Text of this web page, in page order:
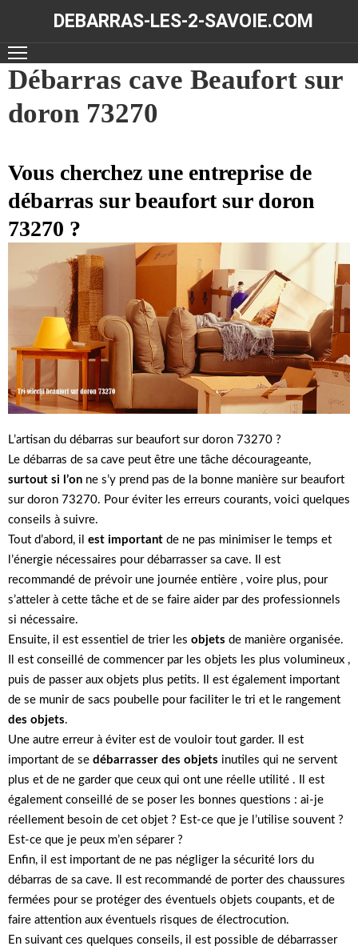
DEBARRAS-LES-2-SAVOIE.COM
ACCUEIL
DÉBARRAS
RÉALISATIONS
CONTACT
Débarras cave Beaufort sur
doron 73270
Vous cherchez une entreprise de
débarras sur beaufort sur doron
73270 ?
L’artisan du débarras sur beaufort sur doron 73270 ?
Le débarras de sa cave peut être une tâche décourageante,
surtout si l’on ne s’y prend pas de la bonne manière sur beaufort
sur doron 73270. Pour éviter les erreurs courants, voici quelques
conseils à suivre.
Tout d’abord, il est important de ne pas minimiser le temps et
l’énergie nécessaires pour débarrasser sa cave. Il est
recommandé de prévoir une journée entière , voire plus, pour
s’atteler à cette tâche et de se faire aider par des professionnels
si nécessaire.
Ensuite, il est essentiel de trier les objets de manière organisée.
Il est conseillé de commencer par les objets les plus volumineux ,
puis de passer aux objets plus petits. Il est également important
de se munir de sacs poubelle pour faciliter le tri et le rangement
des objets.
Une autre erreur à éviter est de vouloir tout garder. Il est
important de se débarrasser des objets inutiles qui ne servent
plus et de ne garder que ceux qui ont une réelle utilité . Il est
également conseillé de se poser les bonnes questions : ai-je
réellement besoin de cet objet ? Est-ce que je l’utilise souvent ?
Est-ce que je peux m’en séparer ?
Enfin, il est important de ne pas négliger la sécurité lors du
débarras de sa cave. Il est recommandé de porter des chaussures
fermées pour se protéger des éventuels objets coupants, et de
faire attention aux éventuels risques de électrocution.
En suivant ces quelques conseils, il est possible de débarrasser